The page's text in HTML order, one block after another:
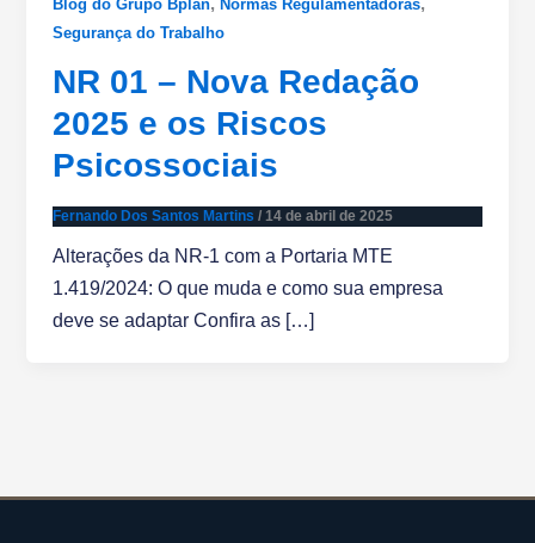
Blog do Grupo Bplan Normas Regulamentadoras
Segurança do Trabalho
NR 01 – Nova Redação
2025 e os Riscos
Psicossociais
Fernando Dos Santos Martins/ 14 de abril de 2025
Alterações da NR-1 com a Portaria MTE
1.419/2024: O que muda e como sua empresa
deve se adaptar Confira as […]